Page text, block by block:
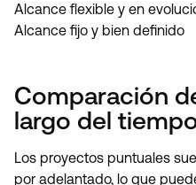
Alcance flexible y en
Alcance fijo y bien definido
Comparación
largo del
Los proyectos puntuales
por adelantado, lo que